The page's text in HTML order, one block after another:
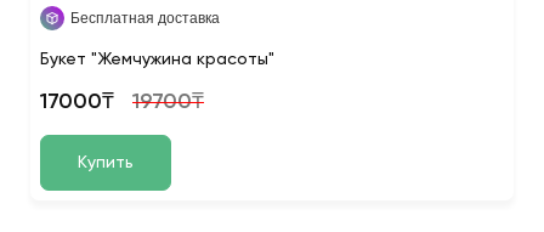
Бесплатная доставка
Букет "Жемчужина красоты"
17000₸ 19700₸
Купить